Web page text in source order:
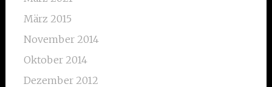
März 2015
November 2014
Oktober 2014
Dezember 2012